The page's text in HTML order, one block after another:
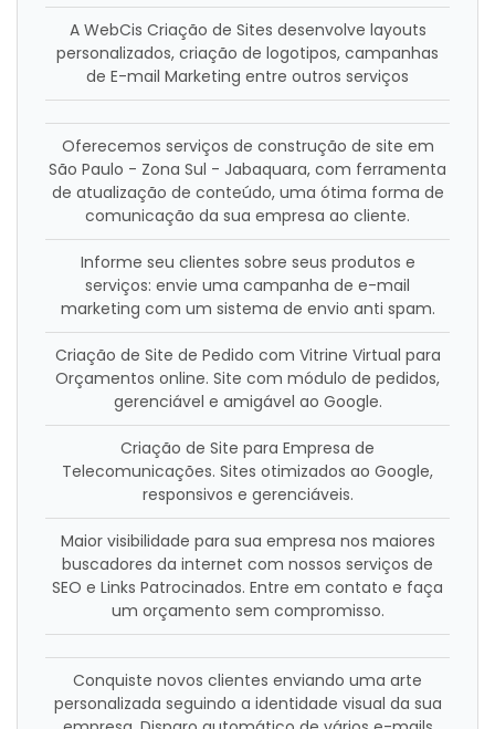
A WebCis Criação de Sites desenvolve layouts
personalizados, criação de logotipos, campanhas
de E-mail Marketing entre outros serviços
Oferecemos serviços de construção de site em
São Paulo - Zona Sul - Jabaquara, com ferramenta
de atualização de conteúdo, uma ótima forma de
comunicação da sua empresa ao cliente.
Informe seu clientes sobre seus produtos e
serviços: envie uma campanha de e-mail
marketing com um sistema de envio anti spam.
Criação de Site de Pedido com Vitrine Virtual para
Orçamentos online. Site com módulo de pedidos,
gerenciável e amigável ao Google.
Criação de Site para Empresa de
Telecomunicações. Sites otimizados ao Google,
responsivos e gerenciáveis.
Maior visibilidade para sua empresa nos maiores
buscadores da internet com nossos serviços de
SEO e Links Patrocinados. Entre em contato e faça
um orçamento sem compromisso.
Conquiste novos clientes enviando uma arte
personalizada seguindo a identidade visual da sua